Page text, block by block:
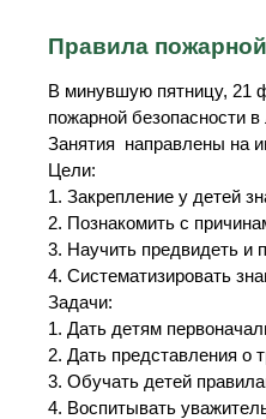
Правила
В минувшую пятницу,
пожарной безопасности в
Занятия направлены на
Цели:
1. Закрепление у детей
2. Познакомить с
3. Научить предвидеть и
4. Систематизировать
Задачи:
1. Дать детям
2. Дать представления о
3. Обучать детей
4. Воспитывать